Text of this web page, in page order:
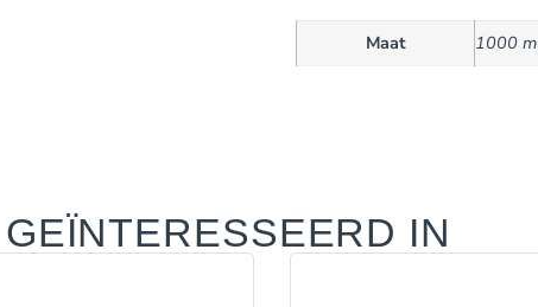
Maat 1000
IN